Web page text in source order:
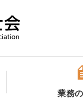
業務